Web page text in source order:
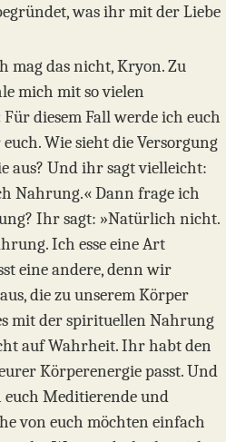
was ihr mit der Liebe
mag das nicht, Kryon. Zu
mich mit so vielen
diesem Fall werde ich euch
Wie sieht die Versorgung
aus? Und ihr sagt vielleicht:
Nahrung.« Dann frage ich
Ihr sagt: »Natürlich nicht.
Ich esse eine Art
eine andere, denn wir
die zu unserem Körper
mit der spirituellen Nahrung
auf Wahrheit. Ihr habt den
Körperenergie passt. Und
euch Meditierende und
von euch möchten einfach